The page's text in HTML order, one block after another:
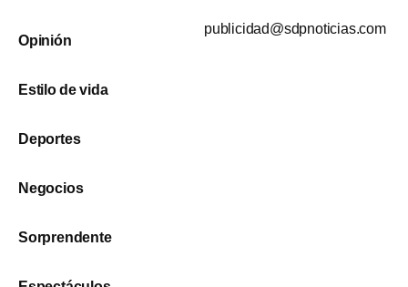
Opinión
Estilo de vida
Deportes
Negocios
Sorprendente
publicidad@sdpnoticias.com